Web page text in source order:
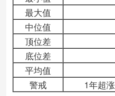
最大值
中位值
顶位差
底位差
平均值
警戒
1年超